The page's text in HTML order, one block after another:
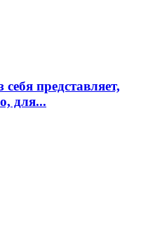
представляет,
для...